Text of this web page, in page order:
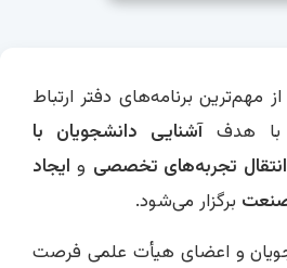
مهم‌ترین برنامه‌های دفتر ارتباط
با هدفآشنایی دانشجویان با
انتقال تجربه‌های تخصصی و ایجاد
صنعت برگزار می‌شود.
و اعضای هیأت علمی فرصت